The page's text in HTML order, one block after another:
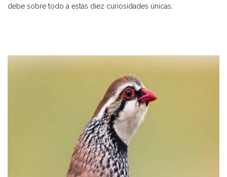
debe sobre todo a estas diez curiosidades únicas.